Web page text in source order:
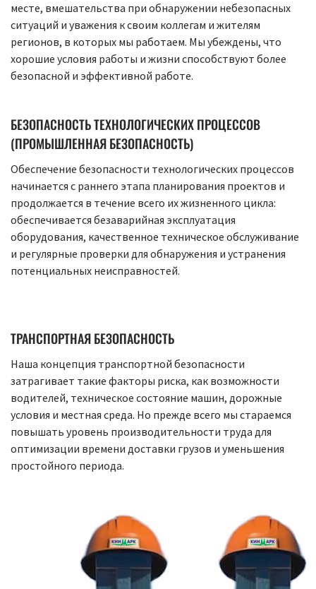
месте, вмешательства при обнаружении небезопасных
ситуаций и уважения к своим коллегам и жителям
регионов, в которых мы работаем. Мы убеждены, что
хорошие условия работы и жизни способствуют более
безопасной и эффективной работе.
БЕЗОПАСНОСТЬ ТЕХНОЛОГИЧЕСКИХ ПРОЦЕССОВ
(ПРОМЫШЛЕННАЯ БЕЗОПАСНОСТЬ)
Обеспечение безопасности технологических процессов
начинается с раннего этапа планирования проектов и
продолжается в течение всего их жизненного цикла:
обеспечивается безаварийная эксплуатация
оборудования, качественное техническое обслуживание
и регулярные проверки для обнаружения и устранения
потенциальных неисправностей.
ТРАНСПОРТНАЯ БЕЗОПАСНОСТЬ
Наша концепция транспортной безопасности
затрагивает такие факторы риска, как возможности
водителей, техническое состояние машин, дорожные
условия и местная среда. Но прежде всего мы стараемся
повышать уровень производительности труда для
оптимизации времени доставки грузов и уменьшения
простойного периода.